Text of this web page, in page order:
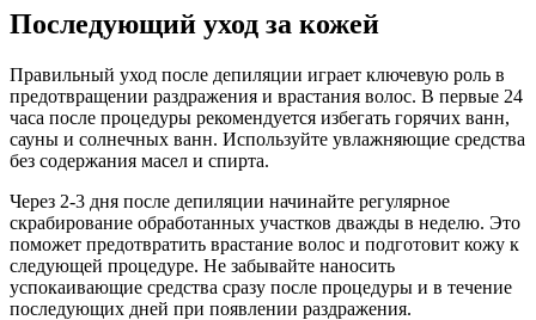
Последующий уход за кожей
Правильный уход после депиляции играет ключевую роль в
предотвращении раздражения и врастания волос. В первые 24
часа после процедуры рекомендуется избегать горячих ванн,
сауны и солнечных ванн. Используйте увлажняющие средства
без содержания масел и спирта.
Через 2-3 дня после депиляции начинайте регулярное
скрабирование обработанных участков дважды в неделю. Это
поможет предотвратить врастание волос и подготовит кожу к
следующей процедуре. Не забывайте наносить
успокаивающие средства сразу после процедуры и в течение
последующих дней при появлении раздражения.